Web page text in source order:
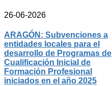
26-06-2026
ARAGÓN: Subvenciones a
entidades locales para el
desarrollo de Programas de
Cualificación Inicial de
Formación Profesional
iniciados en el año 2025